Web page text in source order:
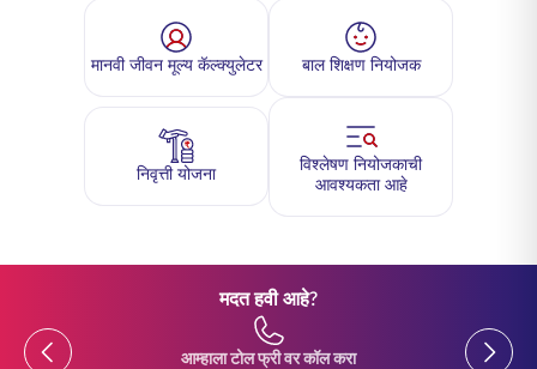
मानवी जीवन मूल्य कॅल्क्युलेटर बाल शिक्षण नियोजक
निवृत्ती योजना
विश्लेषण नियोजकाची
आवश्यकता आहे
मदत हवी आहे?
Previous
आम्हाला टोल फ्री वर कॉल करा
Previous